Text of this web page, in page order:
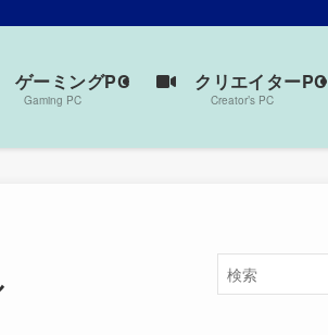
ぴったりの一台を見つけよう。
ゲーミングPC
Gaming PC
クリエイターPC
Creator’s PC